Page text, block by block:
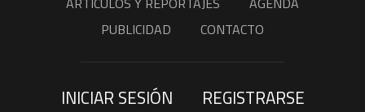
PUBLICIDAD
CONTACTO
INICIAR SESIÓN REGISTRARSE